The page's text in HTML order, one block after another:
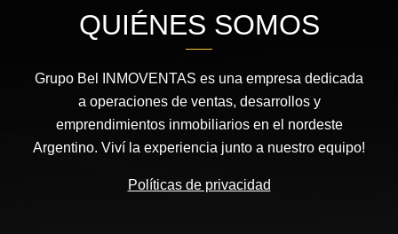
QUIÉNES SOMOS
Grupo Bel INMOVENTAS es una empresa dedicada
a operaciones de ventas, desarrollos y
emprendimientos inmobiliarios en el nordeste
Argentino. Viví la experiencia junto a nuestro equipo!
Políticas de privacidad